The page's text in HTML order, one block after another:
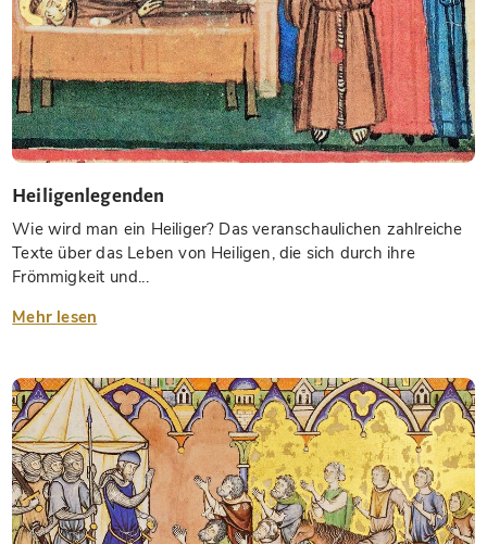
Heiligenlegenden
Wie wird man ein Heiliger? Das veranschaulichen zahlreiche
Texte über das Leben von Heiligen, die sich durch ihre
Frömmigkeit und...
Mehr lesen